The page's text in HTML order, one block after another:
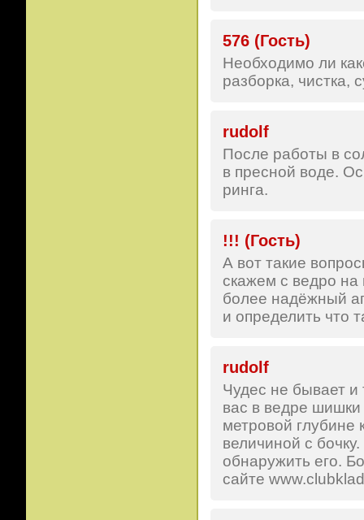
576 (Гость)
Необходимо ли
разборка, чистка,
rudolf
После работы в
в пресной воде.
ринга.
!!! (Гость)
А вот такие
скажем с ведро на
более надёжный
и определить что
rudolf
Чудес не бывает и
вас в ведре
метровой глубине
величиной с
обнаружить его.
сайте